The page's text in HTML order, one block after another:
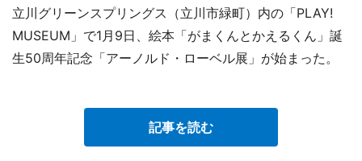
立川グリーンスプリングス（立川市緑町）内の「PLAY!
MUSEUM」で1月9日、絵本「がまくんとかえるくん」誕
生50周年記念「アーノルド・ローベル展」が始まった。
記事を読む